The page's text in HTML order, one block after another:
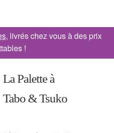
, livrés chez vous à des prix
!
La Palette à
Tabo & Tsuko